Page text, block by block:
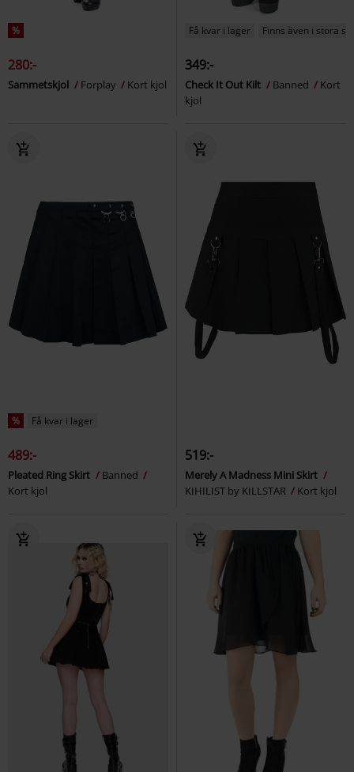
%
280:-
Sammetskjol Forplay Kort kjol
Få kvar i lager Finns även i stora
349:-
Check It Out Kilt Banned
Kort
kjol
% Få kvar i lager
489:-
Pleated Ring Skirt
Banned
Kort kjol
519:-
Merely A Madness Mini Skirt
KIHILIST by KILLSTAR
Kort kjol